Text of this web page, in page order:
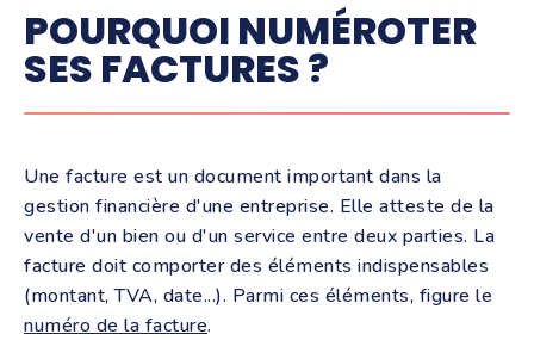
POURQUOI NUMÉROTER
SES FACTURES ?
Une facture est un document important dans la
gestion financière d'une entreprise. Elle atteste de la
vente d'un bien ou d'un service entre deux parties. La
facture doit comporter des éléments indispensables
(montant, TVA, date...). Parmi ces éléments, figure le
numéro de la facture.